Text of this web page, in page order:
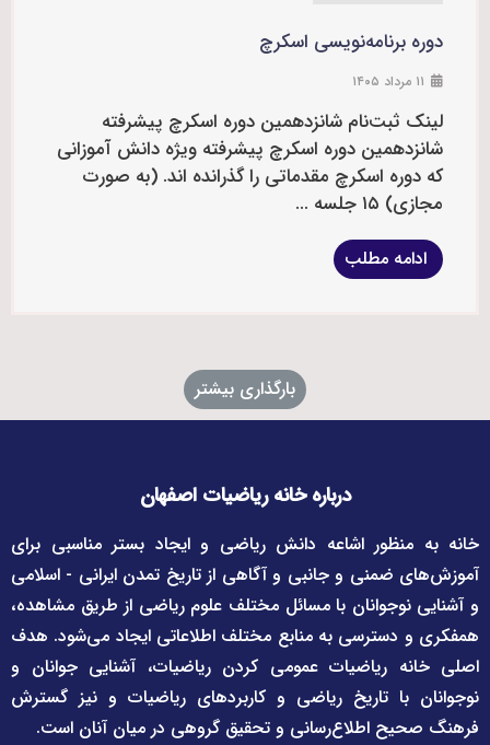
دوره برنامه‌نویسی اسکرچ
لینک ثبت‌نام شانزدهمین دوره اسکرچ پیشرفته
شانزدهمین دوره اسکرچ پیشرفته ویژه دانش آموزانی
که دوره اسکرچ مقدماتی را گذرانده اند. (به صورت
مجازی) ۱۵ جلسه ...
ادامه مطلب
بارگذاری بیشتر
درباره خانه ریاضیات اصفهان
خانه به منظور اشاعه دانش ریاضی و ایجاد بستر مناسبی برای
آموزش‌های ضمنی و جانبی و آگاهی از تاریخ تمدن ایرانی - اسلامی
و آشنایی نوجوانان با مسائل مختلف علوم ریاضی از طریق مشاهده،
همفکری و دسترسی به منابع مختلف اطلاعاتی ایجاد می‌شود. هدف
اصلی خانه ریاضیات عمومی کردن ریاضیات، آشنایی جوانان و
نوجوانان با تاریخ ریاضی و کاربردهای ریاضیات و نیز گسترش
فرهنگ صحیح اطلاع‌رسانی و تحقیق گروهی در میان آنان است.